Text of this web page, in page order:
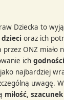
Dziecka to
oraz ich
ONZ miało
ich
najbardziej
uwagę.
miłość,